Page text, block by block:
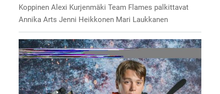
Koppinen Alexi Kurjenmäki Team Flames palkittavat
Annika Arts Jenni Heikkonen Mari Laukkanen